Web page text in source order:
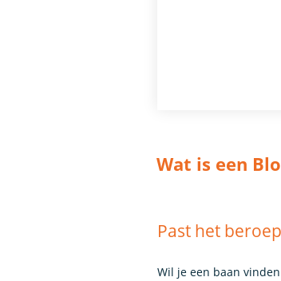
Wat is een
Past het
Wil je een baan